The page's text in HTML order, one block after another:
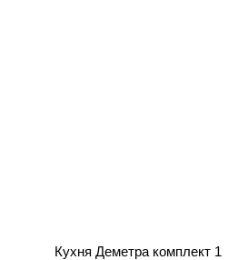
Кухня Деметра комплект 1